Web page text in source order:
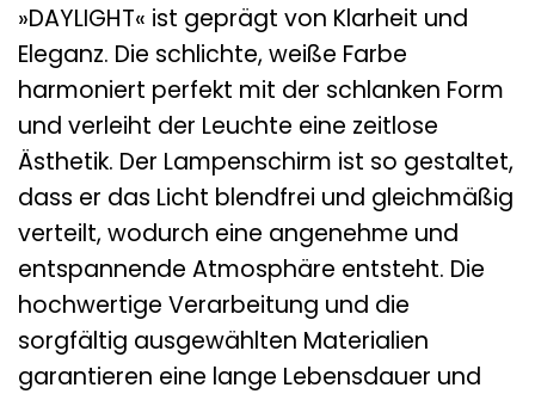
»DAYLIGHT« ist geprägt von Klarheit und
Eleganz. Die schlichte, weiße Farbe
harmoniert perfekt mit der schlanken Form
und verleiht der Leuchte eine zeitlose
Ästhetik. Der Lampenschirm ist so gestaltet,
dass er das Licht blendfrei und gleichmäßig
verteilt, wodurch eine angenehme und
entspannende Atmosphäre entsteht. Die
hochwertige Verarbeitung und die
sorgfältig ausgewählten Materialien
garantieren eine lange Lebensdauer und